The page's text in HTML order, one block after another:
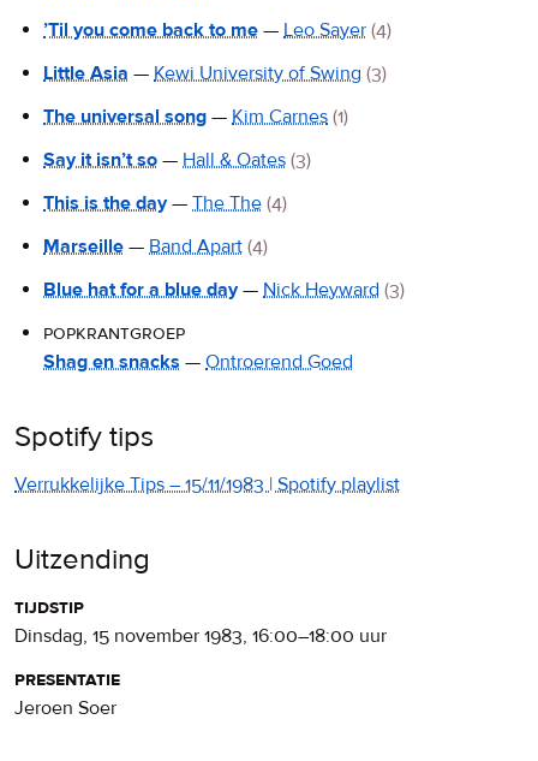
’Til you come back to me — Leo Sayer (4)
Little Asia — Kewi University of Swing (3)
The universal song — Kim Carnes (1)
Say it isn’t so — Hall & Oates (3)
This is the day— The The (4)
Marseille — Band Apart (4)
Blue hat for a blue day— Nick Heyward (3)
popkrantgroep
Shag en snacks — Ontroerend Goed
Spotify tips
Verrukkelijke Tips – 15/11/1983 | Spotify playlist
Uitzending
tijdstip
dinsdag, 15 november 1983, 16:00–18:00 uur
presentatie
Jeroen Soer